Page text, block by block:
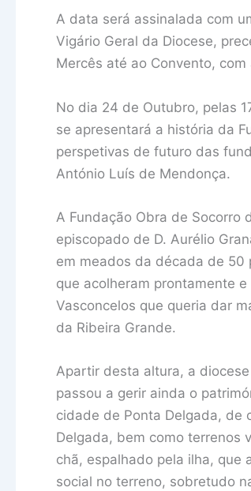
A data será assinalada com
Vigário Geral da Diocese,
Mercês até ao Convento,
No dia 24 de Outubro, pelas
se apresentará a história da
perspetivas de futuro das
António Luís de Mendonça.
A Fundação Obra de Socorro
episcopado de D. Aurélio
em meados da década de 50
que acolheram prontamente
Vasconcelos que queria dar
da Ribeira Grande.
Apartir desta altura, a
passou a gerir ainda o
cidade de Ponta Delgada, de
Delgada, bem como terrenos
chã, espalhado pela ilha, que
social no terreno, sobretudo